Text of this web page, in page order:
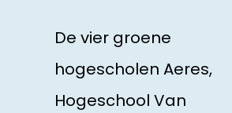
De vier groene
hogescholen Aeres,
Hogeschool Van